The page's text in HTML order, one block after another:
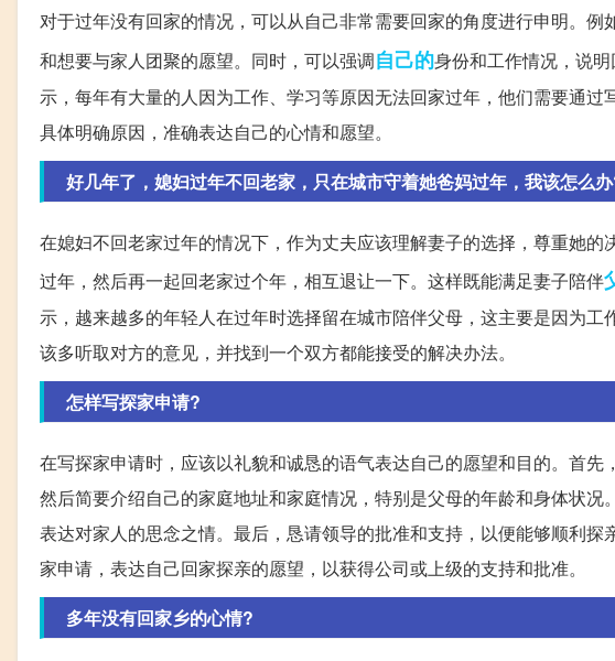
对于过年没有回家的情况，可以从自己非常需要回家的角度进行申明。
和想要与家人团聚的愿望。同时，可以强调自己的身份和工作情况，说
示，每年有大量的人因为工作、学习等原因无法回家过年，他们需要通
具体明确原因，准确表达自己的心情和愿望。
好几年了，媳妇过年不回老家，只在城市守着她爸妈过年，我该怎么
在媳妇不回老家过年的情况下，作为丈夫应该理解妻子的选择，尊重她
过年，然后再一起回老家过个年，相互退让一下。这样既能满足妻子陪伴
示，越来越多的年轻人在过年时选择留在城市陪伴父母，这主要是因为
该多听取对方的意见，并找到一个双方都能接受的解决办法。
怎样写探家申请?
在写探家申请时，应该以礼貌和诚恳的语气表达自己的愿望和目的。首
然后简要介绍自己的家庭地址和家庭情况，特别是父母的年龄和身体状
表达对家人的思念之情。最后，恳请领导的批准和支持，以便能够顺利
家申请，表达自己回家探亲的愿望，以获得公司或上级的支持和批准。
多年没有回家乡的心情?